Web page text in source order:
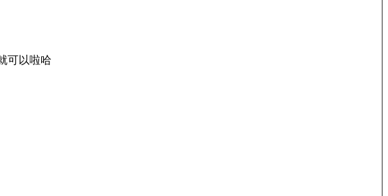
可以啦哈